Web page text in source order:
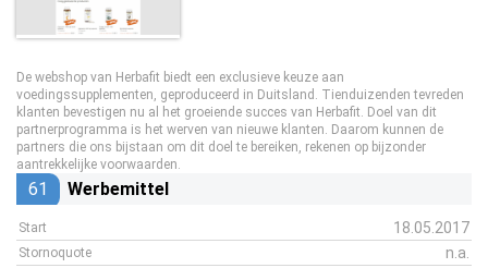
De webshop van Herbafit biedt een exclusieve keuze aan
voedingssupplementen, geproduceerd in Duitsland. Tienduizenden tevreden
klanten bevestigen nu al het groeiende succes van Herbafit. Doel van dit
partnerprogramma is het werven van nieuwe klanten. Daarom kunnen de
partners die ons bijstaan om dit doel te bereiken, rekenen op bijzonder
aantrekkelijke voorwaarden.
61 Werbemittel
Start 18.05.2017
Stornoquote n.a.